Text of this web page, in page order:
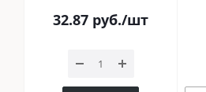
32.87 руб./шт